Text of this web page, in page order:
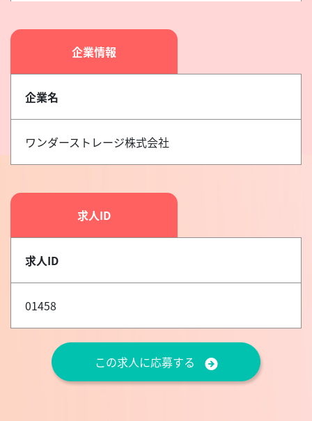
企業情報
企業名
ワンダーストレージ株式会社
求人ID
求人ID
01458
この求人に応募する